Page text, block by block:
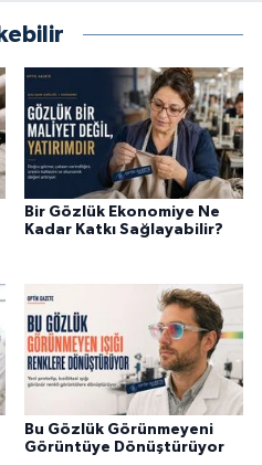
Bir Gözlük Ekonomiye Ne
Kadar Katkı Sağlayabilir?
Bu Gözlük Görünmeyeni
Görüntüye Dönüştürüyor